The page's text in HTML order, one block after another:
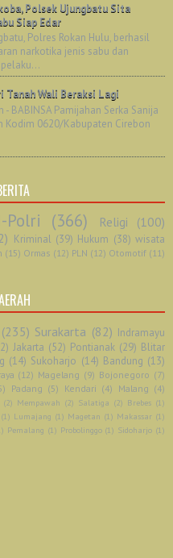
Polsek Ujungbatu Sita
Siap Edar
Polres Rokan Hulu, berhasil
narkotika jenis sabu dan
Tanah Wali Beraksi Lagi
BABINSA Pamijahan Serka Sanija
0620/Kabupaten Cirebon
Polri (366) Religi
(100)
Kriminal (39) Hukum (38) wisata
(15) Ormas (12) PLN (12) Otomotif (11)
(235) Surakarta (82) Indramayu
Jakarta (52) Pontianak (29) Blitar
(14) Sukoharjo (14) Bandung (13)
(12) Magelang (9) Bojonegoro (7)
Padang (5) Kendari (4) Malang (4)
(2) Mempawah (2) Salatiga (2) Brebes (1)
(1) Lumajang (1) Magetan (1) Makassar (1)
Pemalang (1) Probolinggo (1) Sidoharjo (1)